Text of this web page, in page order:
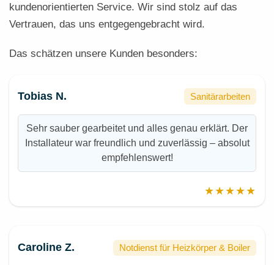
kundenorientierten Service. Wir sind stolz auf das
Vertrauen, das uns entgegengebracht wird.
Das schätzen unsere Kunden besonders:
Tobias N. Sanitärarbeiten
Sehr sauber gearbeitet und alles genau erklärt. Der
Installateur war freundlich und zuverlässig – absolut
empfehlenswert!
★★★★★
Caroline Z. Notdienst für Heizkörper & Boiler